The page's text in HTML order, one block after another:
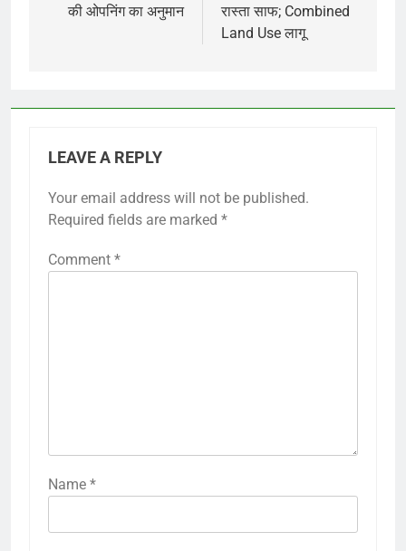
की ओपनिंग का अनुमान
रास्ता साफ; Combined
Land Use लागू
LEAVE A REPLY
Your email address will not be published.
Required fields are marked *
Comment *
Name *